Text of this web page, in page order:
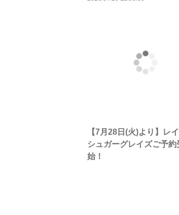
【7月28日(火)より】レ
シュガーグレイズご予約
始！